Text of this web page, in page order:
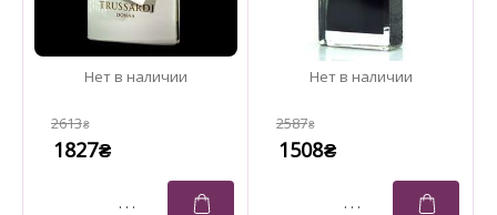
2613₴
1827₴
2587₴
1508₴